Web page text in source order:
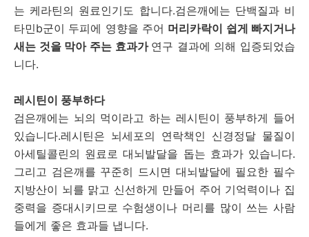
는 케라틴의 원료인기도 합니다.검은깨에는 단백질과 비
타민b군이 두피에 영향을 주어 머리카락이 쉽게 빠지거나
새는 것을 막아 주는 효과가 연구 결과에 의해 입증되었습
니다.
레시틴이 풍부하다
검은깨에는 뇌의 먹이라고 하는 레시틴이 풍부하게 들어
있습니다.레시틴은 뇌세포의 연락책인 신경정달 물질이
아세틸콜린의 원료로 대뇌발달을 돕는 효과가 있습니다.
그리고 검은깨를 꾸준히 드시면 대뇌발달에 필요한 필수
지방산이 뇌를 맑고 신선하게 만들어 주어 기억력이나 집
중력을 증대시키므로 수험생이나 머리를 많이 쓰는 사람
들에게 좋은 효과들 냅니다.